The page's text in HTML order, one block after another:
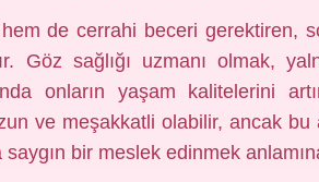
de cerrahi beceri gerektiren,
Göz sağlığı uzmanı olmak,
onların yaşam kalitelerini
ve meşakkatli olabilir, ancak bu
bir meslek edinmek